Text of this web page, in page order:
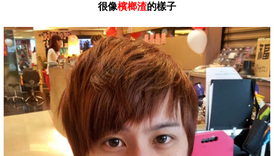
很像檳榔渣的樣子